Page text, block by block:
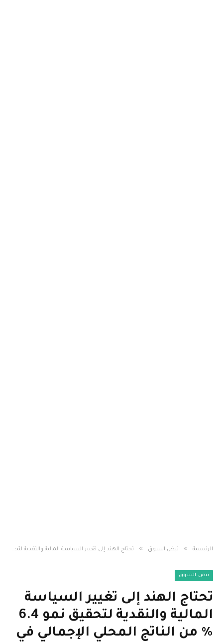
الرئيسية » نبض السوق » تحتاج الهند إلى تغيير السياسة المالية والنقدية لتحقيق نمو 6.4 ٪ من الناتج المحلي الإجمالي في عام 2025: تحليلات Moody
نبض السوق
تحتاج الهند إلى تغيير السياسة
المالية والنقدية لتحقيق نمو 6.4
٪ من الناتج المحلي الإجمالي في